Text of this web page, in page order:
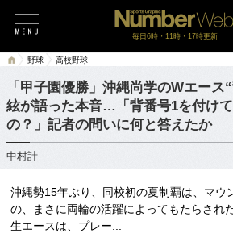
毎日6時・11時・17時更新
野球 高校野球
「甲子園優勝」沖縄尚学のWエース
絃が語った本音…「背番号1を付け
の？」記者の問いに何と答えたか
中村計
沖縄勢15年ぶり、同校初の夏制覇は、マウ
の、まさに両輪の活躍によってもたらされ
生エースは、プレー...